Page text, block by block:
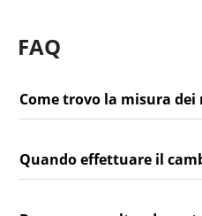
FAQ
Come trovo la misura
Quando effettuare il